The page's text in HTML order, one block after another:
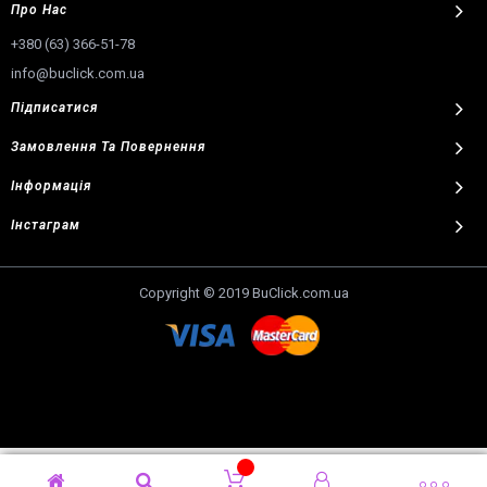
Про Нас
+380 (63) 366-51-78
info@buclick.com.ua
Підписатися
Замовлення Та Повернення
Інформація
Інстаграм
Copyright © 2019 BuClick.com.ua